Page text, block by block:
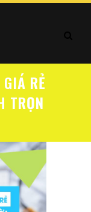
RẺ
TRỌN